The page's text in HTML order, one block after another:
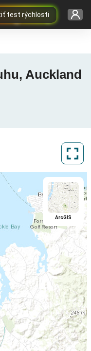
test rýchlosti
Auckland
ArcGIS